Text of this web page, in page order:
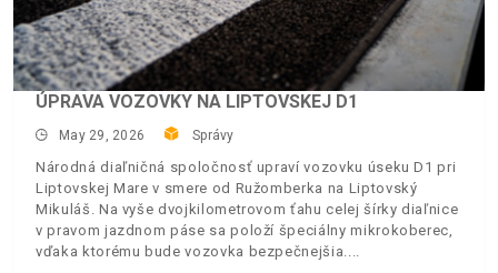
ÚPRAVA VOZOVKY NA LIPTOVSKEJ D1
May 29, 2026 Správy
Národná diaľničná spoločnosť upraví vozovku úseku D1 pri
Liptovskej Mare v smere od Ružomberka na Liptovský
Mikuláš. Na vyše dvojkilometrovom ťahu celej šírky diaľnice
v pravom jazdnom páse sa položí špeciálny mikrokoberec,
vďaka ktorému bude vozovka bezpečnejšia.